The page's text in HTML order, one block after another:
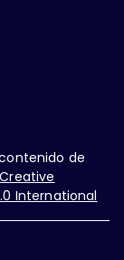
de
International